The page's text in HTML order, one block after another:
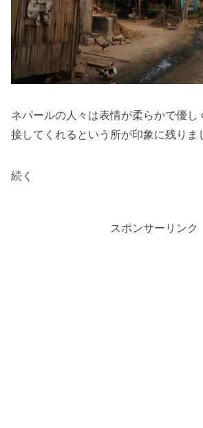
ネパールの人々は表情が柔らかで優し
接してくれるという所が印象に残りま
続く
スポンサーリンク